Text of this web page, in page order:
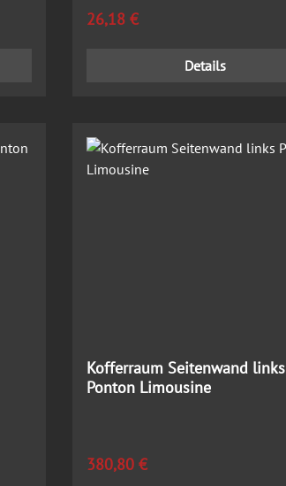
Regulärer Preis:
26,18 €
Details
Kofferraum Seitenwand links
Ponton Limousine
Regulärer Preis:
380,80 €